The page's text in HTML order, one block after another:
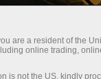
are a resident of the
online trading,
is not the US, kindly